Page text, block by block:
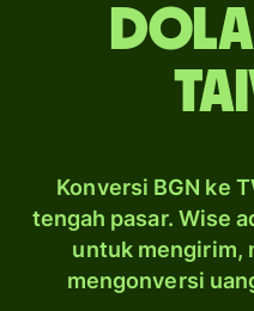
Konversi BGN ke
tengah pasar. Wise
untuk mengirim,
mengonversi